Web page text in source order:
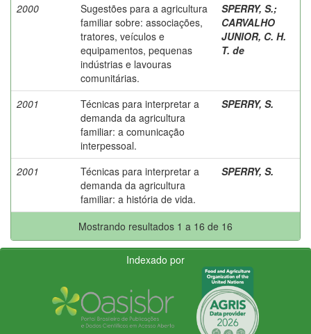
2000
Sugestões para a agricultura
familiar sobre: associações,
tratores, veículos e
equipamentos, pequenas
indústrias e lavouras
comunitárias.
SPERRY, S.;
CARVALHO
JUNIOR, C. H.
T. de
2001
Técnicas para interpretar a
demanda da agricultura
familiar: a comunicação
interpessoal.
SPERRY, S.
2001
Técnicas para interpretar a
demanda da agricultura
familiar: a história de vida.
SPERRY, S.
Mostrando resultados 1 a 16 de 16
Indexado por